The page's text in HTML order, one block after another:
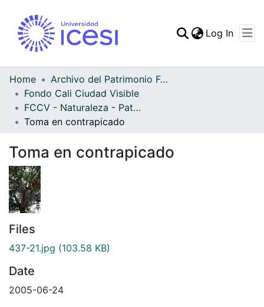
Log In
Home
Archivo del Patrimonio Fotográfico y Fílmico del Valle del Cauca
Fondo Cali Ciudad Visible
FCCV - Naturaleza - Patrimonial
Toma en contrapicado
Toma en contrapicado
Files
437-21.jpg (103.58 KB)
Date
2005-06-24